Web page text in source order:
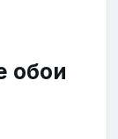
обои